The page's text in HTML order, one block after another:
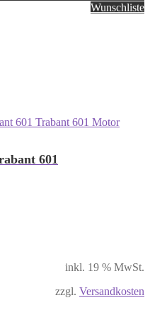
Wunschliste
601
inkl. 19 % MwSt.
zzgl. Versandkosten